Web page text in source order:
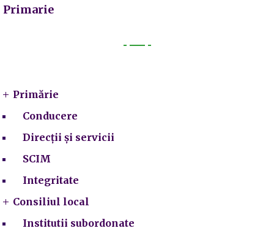
Primarie
Primărie
Conducere
Direcții și servicii
SCIM
Integritate
Consiliul local
Institutii subordonate